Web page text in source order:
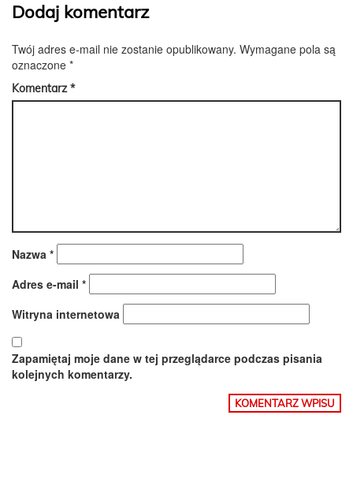
Dodaj komentarz
Twój adres e-mail nie zostanie opublikowany. Wymagane pola są
oznaczone *
Komentarz*
Nazwa *
Adres e-mail *
Witryna internetowa
Zapamiętaj moje dane w tej przeglądarce podczas pisania
kolejnych komentarzy.